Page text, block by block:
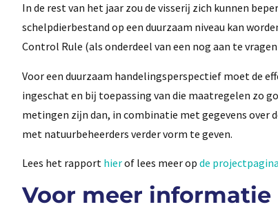
In de rest van het jaar zou de visserĳ zich kunnen
schelpdierbestand op een duurzaam niveau kan
Control Rule (als onderdeel van een nog aan te
Voor een duurzaam handelingsperspectief moet de
ingeschat en bĳ toepassing van die maatregelen zo
metingen zĳn dan, in combinatie met gegevens over
met natuurbeheerders verder vorm te geven.
Lees het rapport hierof lees meer op de projectpagina
Voor meer informatie